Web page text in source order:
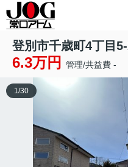
登別市千歳町4丁目
6.3万円 管理/共益費 -
1/30